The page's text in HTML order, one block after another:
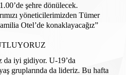
şehre dönülecek.
yöneticilerimizden Tümer
Otel’de konaklayacağız”
da iyi gidiyor. U-19’da
gruplarında da lideriz. Bu hafta